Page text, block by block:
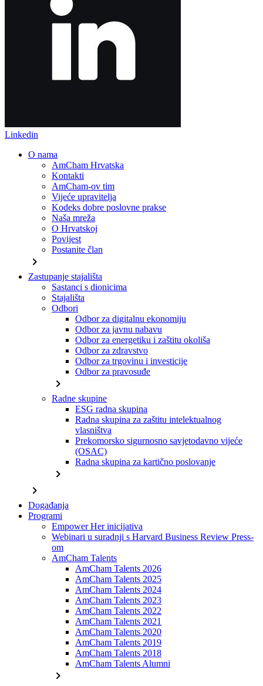
Linkedin
O nama
AmCham Hrvatska
Kontakti
AmCham-ov tim
Vijeće upravitelja
Kodeks dobre poslovne prakse
Naša mreža
O Hrvatskoj
Povijest
Postanite član
chevron_right
Zastupanje stajališta
Sastanci s dionicima
Stajališta
Odbori
Odbor za digitalnu ekonomiju
Odbor za javnu nabavu
Odbor za energetiku i zaštitu okoliša
Odbor za zdravstvo
Odbor za trgovinu i investicije
Odbor za pravosuđe
chevron_right
Radne skupine
ESG radna skupina
Radna skupina za zaštitu intelektualnog
vlasništva
Prekomorsko sigurnosno savjetodavno vijeće
(OSAC)
Radna skupina za kartično poslovanje
chevron_right
chevron_right
Događanja
Programi
Empower Her inicijativa
Webinari u suradnji s Harvard Business Review Press-
om
AmCham Talents
AmCham Talents 2026
AmCham Talents 2025
AmCham Talents 2024
AmCham Talents 2023
AmCham Talents 2022
AmCham Talents 2021
AmCham Talents 2020
AmCham Talents 2019
AmCham Talents 2018
AmCham Talents Alumni
chevron_right